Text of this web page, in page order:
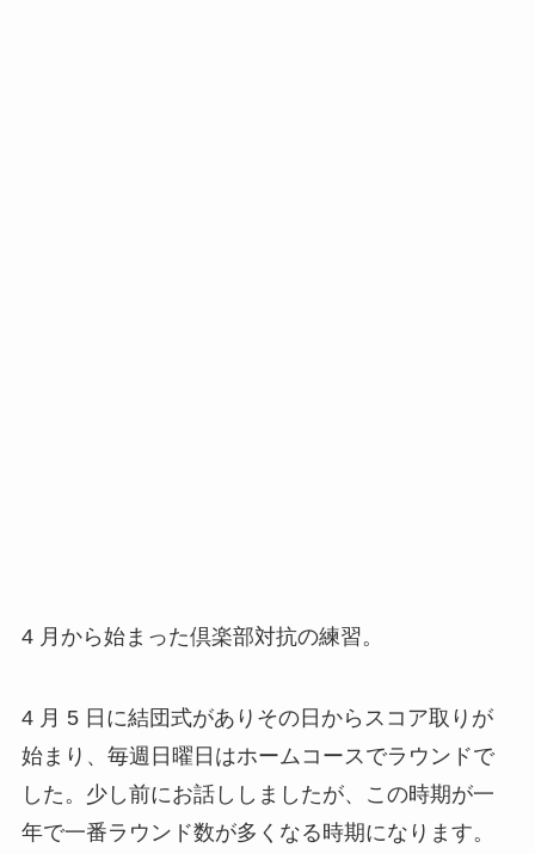
4 月から始まった倶楽部対抗の練習。
4 月 5 日に結団式がありその日からスコア取りが
始まり、毎週日曜日はホームコースでラウンドで
した。少し前にお話ししましたが、この時期が一
年で一番ラウンド数が多くなる時期になります。